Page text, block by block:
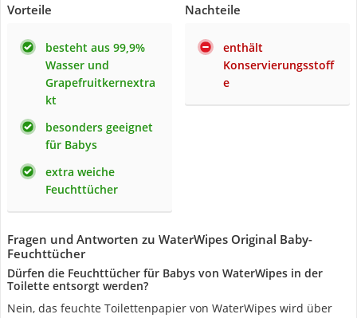
Vorteile
besteht aus 99,9%
Wasser und
Grapefruitkernextra
kt
besonders geeignet
für Babys
extra weiche
Feuchttücher
Nachteile
enthält
Konservierungsstoff
e
Fragen und Antworten zu WaterWipes Original Baby-
Feuchttücher
Dürfen die Feuchttücher für Babys von WaterWipes in der
Toilette entsorgt werden?
Nein, das feuchte Toilettenpapier von WaterWipes wird über